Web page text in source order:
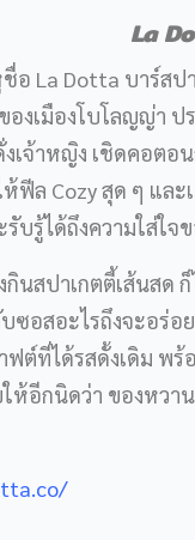
La
อ La Dotta บาร์ส
งเมืองโบโลญญ่า
งเจ้าหญิง เชิดคอ
ฟีล Cozy สุด ๆ แล
บรู้ได้ถึงความใส่ใจ
นสปาเกตตี้เส้นสด
อสอะไรถึงจะอร่อ
ต์ที่ได้รสดั้งเดิม พ
ห้อีกนิดว่า ของหว